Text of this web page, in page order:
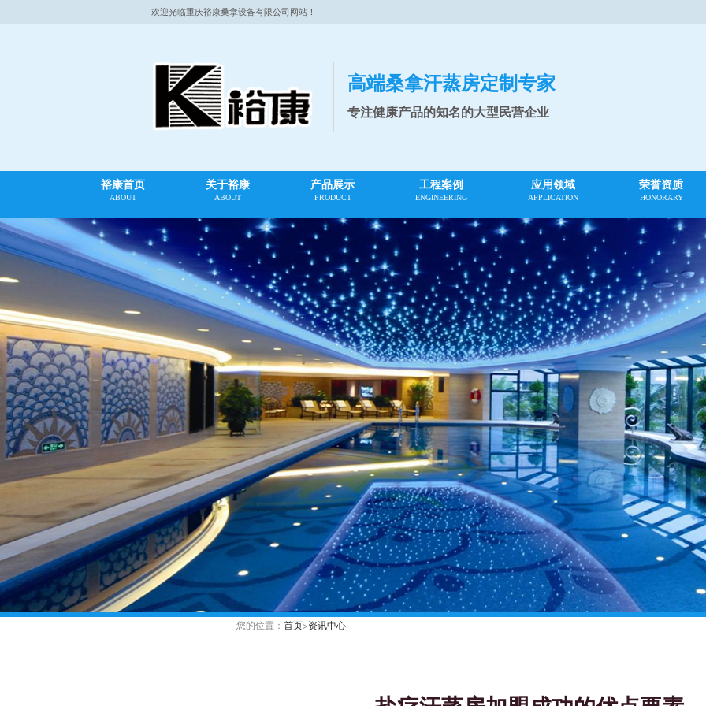
欢迎光临重庆裕康桑拿设备有限公司网站！
高端桑拿汗蒸房定制专家
专注健康产品的知名的大型民营企业
裕康首页
ABOUT
关于裕康
ABOUT
产品展示
PRODUCT
工程案例
ENGINEERING
应用领域
APPLICATION
荣誉资质
HONORARY
您的位置： 首页>资讯中心